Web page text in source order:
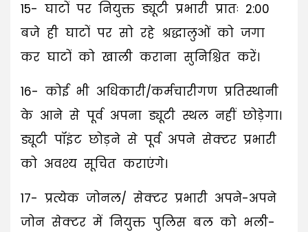
15- घाटों पर नियुक्त ड्यूटी प्रभारी प्रातः 2:00
बजे ही घाटों पर सो रहे श्रद्धालुओं को जगा
कर घाटों को खाली कराना सुनिश्चित करें।
16- कोई भी अधिकारी/कर्मचारीगण प्रतिस्थानी
के आने से पूर्व अपना ड्यूटी स्थल नहीं छोड़ेगा।
ड्यूटी पॉइंट छोड़ने से पूर्व अपने सेक्टर प्रभारी
को अवश्य सूचित कराएंगे।
17- प्रत्येक जोनल/ सेक्टर प्रभारी अपने-अपने
जोन सेक्टर में नियुक्त पुलिस बल को भली-